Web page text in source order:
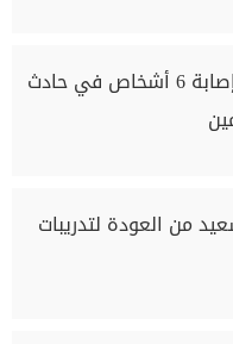
وفاة رائد شرطة وإصابة 6 أشخاص في حادث
من العودة لتدريبات